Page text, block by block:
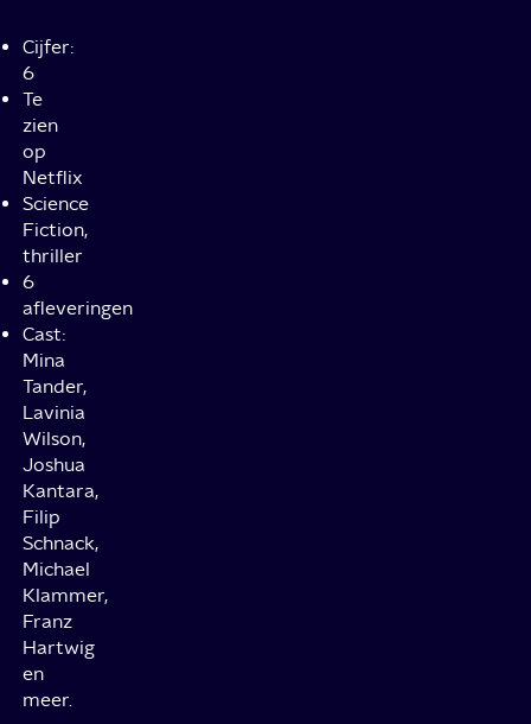
Cijfer:
6
Te
zien
op
Netflix
Science
Fiction,
thriller
6
afleveringen
Cast:
Mina
Tander,
Lavinia
Wilson,
Joshua
Kantara,
Filip
Schnack,
Michael
Klammer,
Franz
Hartwig
en
meer.